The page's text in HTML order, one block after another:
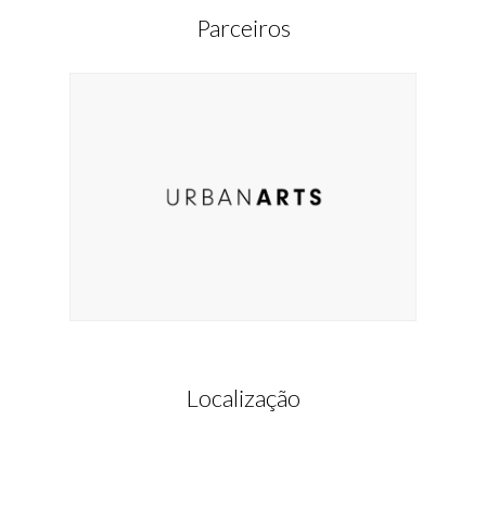
Parceiros
Localização